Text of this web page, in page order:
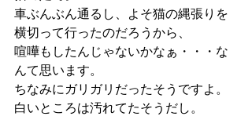
車ぶんぶん通るし、よそ猫の縄張りを
横切って行ったのだろうから、
喧嘩もしたんじゃないかなぁ・・・な
んて思います。
ちなみにガリガリだったそうですよ。
白いところは汚れてたそうだし。